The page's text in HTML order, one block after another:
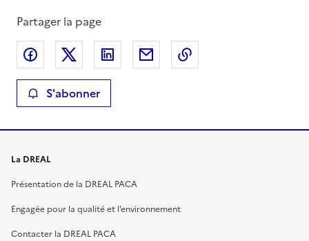
Partager la page
Partager sur Facebook
Partager sur XPartager sur LinkedIn
Partager par email
S'abonner
La DREAL
Présentation de la DREAL PACA
Engagée pour la qualité et l’environnement
Contacter la DREAL PACA